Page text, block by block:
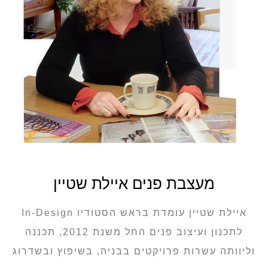
מעצבת פנים איילת שטיין
איילת שטיין עומדת בראש הסטודיו In-Design
לתכנון ועיצוב פנים החל משנת 2012, תכננה
וליוותה עשרות פרויקטים בבניה, בשיפוץ ובשדרוג